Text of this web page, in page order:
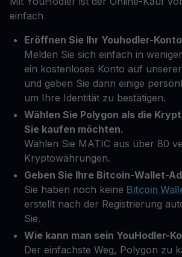
einfach
Eröffnen Sie Ihr Youhodler-Konto
Melden Sie sich einfach in
ein kostenloses Konto auf
und geben Sie dann einige
um Ihre Identität zu bestätigen.
Wählen Sie Polygon als die
Sie kaufen möchten.
Wählen Sie MATIC aus über 80
Kryptowährungen.
Geben Sie Ihre Bitcoin-Wallet-
Sie haben noch keine Bitcoin
erstellt nach der Registrierung
Sie.
Wie kann man sein YouHodler-
Der einfachste Weg, Polygon zu